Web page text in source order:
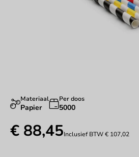
Materiaal
Papier
Per doos
5000
€ 88,45Inclusief BTW€ 107,02